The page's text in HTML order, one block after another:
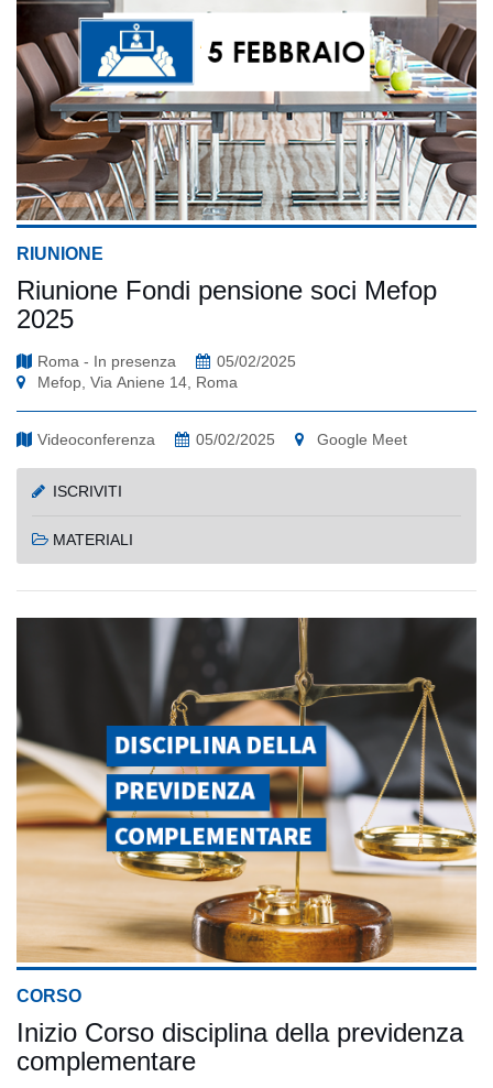
RIUNIONE
Riunione Fondi pensione soci Mefop
2025
Roma - In presenza
05/02/2025
Mefop, Via Aniene 14, Roma
Videoconferenza 05/02/2025 Google Meet
ISCRIVITI
MATERIALI
CORSO
Inizio Corso disciplina della previdenza
complementare